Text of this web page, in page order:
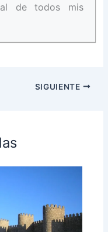
de todos mis
SIGUIENTE